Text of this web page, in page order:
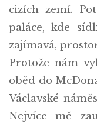
cizích zemí.
paláce, kde
zajímavá,
Protože nám
oběd do
Václavské
Nejvíce mě